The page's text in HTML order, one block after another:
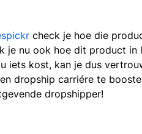
check je hoe die
je nu ook hoe dit product in
iets kost, kan je dus
dropship carriére te
dropshipper!